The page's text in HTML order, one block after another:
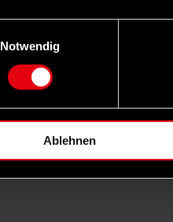
Notwendig
Ablehnen